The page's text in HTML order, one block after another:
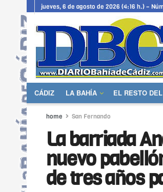
jueves, 6 de agosto de 2026 (4:16 h.) –
CÁDIZ LA BAHÍA EL RESTO
home San Fernando
La barriada
nuevo
de tres años